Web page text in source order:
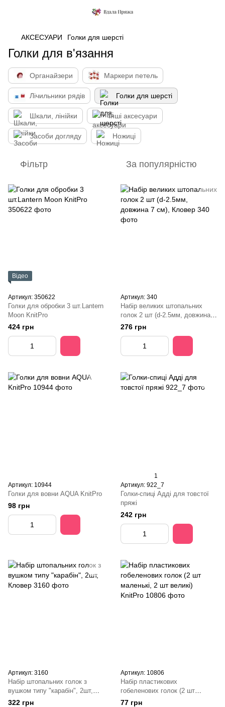
АКСЕСУАРИ Голки для шерсті
Голки для в'язання
Органайзери Маркери петель
Лічильники рядів Голки для шерсті
Шкали, лінійки Інші аксесуари
Засоби догляду Ножиці
Фільтр За популярністю
Відео
Артикул: 350622
Голки для обробки 3 шт.Lantern
Moon KnitPro
424 грн
Артикул: 340
Набір великих штопальних
голок 2 шт (d-2.5мм, довжина 7
см), Кловер
276 грн
Артикул: 10944
Голки для вовни AQUA KnitPro
98 грн
1
Артикул: 922_7
Голки-спиці Адді для товстої
пряжі
242 грн
Артикул: 3160
Набір штопальних голок з
вушком типу "карабін", 2шт,
Кловер
322 грн
Артикул: 10806
Набір пластикових
гобеленових голок (2 шт
маленькі, 2 шт великі) KnitPro
77 грн